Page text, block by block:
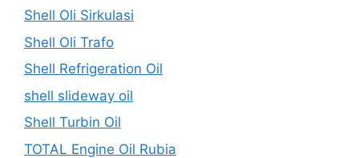
Shell Oli Sirkulasi
Shell Oli Trafo
Shell Refrigeration Oil
shell slideway oil
Shell Turbin Oil
TOTAL Engine Oil Rubia